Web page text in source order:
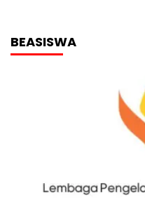
BEASISWA